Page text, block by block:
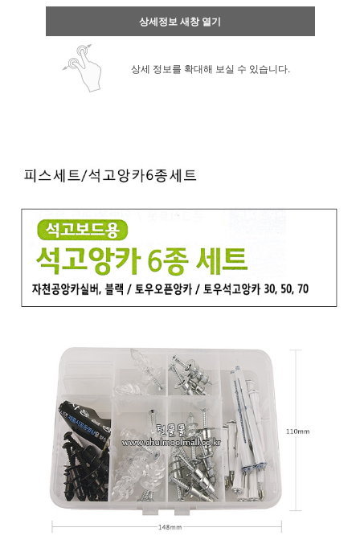
상세정보 새창 열기
상세 정보를 확대해 보실 수 있습니다.